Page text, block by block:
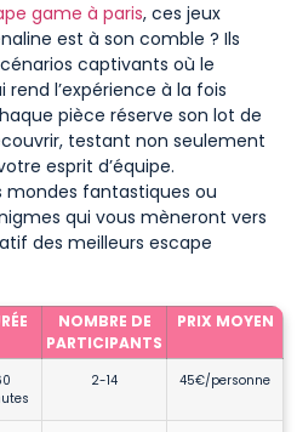
game à paris, ces jeux
est à son comble ? Ils
captivants où le
l’expérience à la fois
pièce réserve son lot de
testant non seulement
esprit d’équipe.
fantastiques ou
qui vous mèneront vers
des meilleurs escape
NOMBRE DE
PARTICIPANTS
PRIX MOYEN
2-14 45€/personne